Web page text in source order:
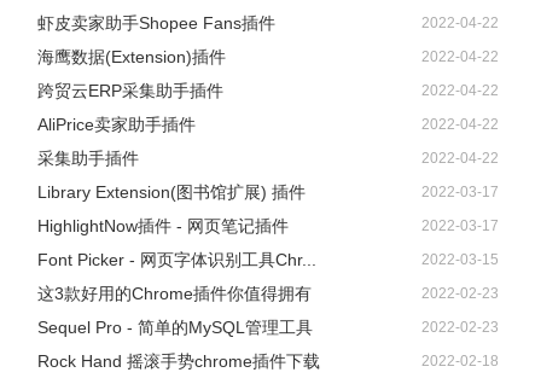
虾皮卖家助手Shopee Fans插件 2022-04-22
海鹰数据(Extension)插件 2022-04-22
跨贸云ERP采集助手插件 2022-04-22
AliPrice卖家助手插件 2022-04-22
采集助手插件 2022-04-22
Library Extension(图书馆扩展) 插件 2022-03-17
HighlightNow插件 - 网页笔记插件 2022-03-17
Font Picker - 网页字体识别工具Chr... 2022-03-15
这3款好用的Chrome插件你值得拥有 2022-02-23
Sequel Pro - 简单的MySQL管理工具 2022-02-23
Rock Hand 摇滚手势chrome插件下载 2022-02-18